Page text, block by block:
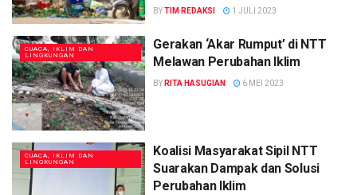
BYTIM REDAKSI 1 JULI 2023
CUACA, IKLIM DAN
LINGKUNGAN
Gerakan ‘Akar Rumput’ di NTT
Melawan Perubahan Iklim
BY RITA HASUGIAN 6 MEI 2023
CUACA, IKLIM DAN
LINGKUNGAN
Koalisi Masyarakat Sipil NTT
Suarakan Dampak dan Solusi
Perubahan Iklim